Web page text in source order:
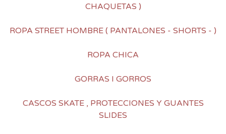
CHAQUETAS )
ROPA STREET HOMBRE ( PANTALONES - SHORTS - )
ROPA CHICA
GORRAS I GORROS
CASCOS SKATE , PROTECCIONES Y GUANTES
SLIDES